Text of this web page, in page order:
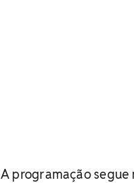
A programação segue